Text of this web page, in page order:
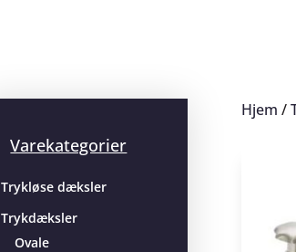
Varekategorier
Trykløse dæksler
Trykdæksler
Ovale
Hjem /